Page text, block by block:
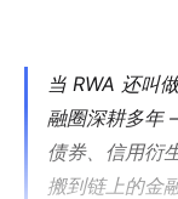
当 RWA 还叫
融圈深耕多年
债券、信用衍
搬到链上的金